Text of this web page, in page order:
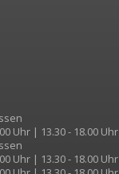
Uhr | 13.30 - 18.00 Uhr
Uhr | 13.30 - 18.00 Uhr